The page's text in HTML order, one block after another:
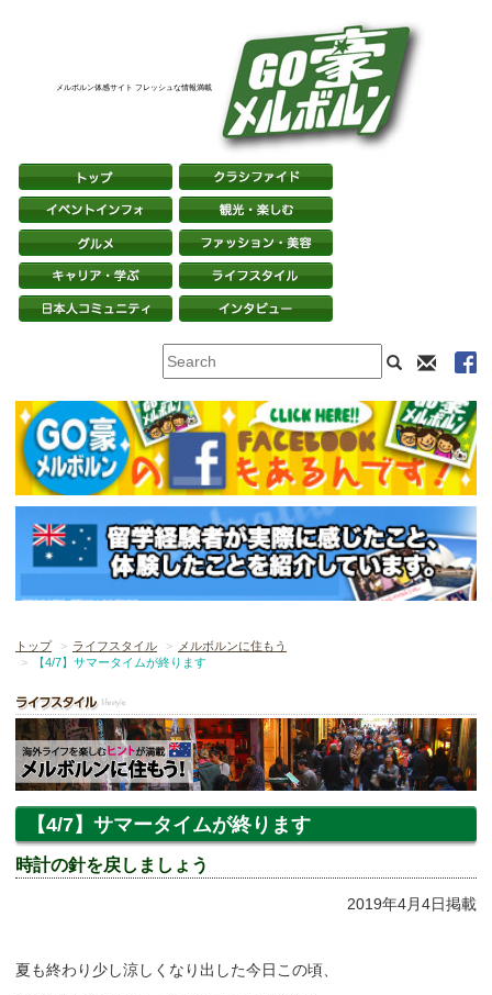
メルボルン体感サイト フレッシュな情報満載
トップ ライフスタイル
メルボルンに住もう
【4/7】サマータイムが終ります
【4/7】サマータイムが終ります
時計の針を戻しましょう
2019年4月4日掲載
夏も終わり少し涼しくなり出した今日この頃、